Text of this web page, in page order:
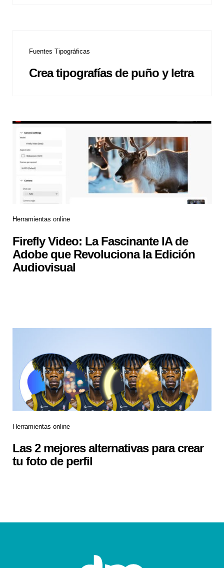
Fuentes Tipográficas
Crea tipografías de puño y letra
Herramientas online
Firefly Video: La Fascinante IA de
Adobe que Revoluciona la Edición
Audiovisual
Herramientas online
Las 2 mejores alternativas para crear
tu foto de perfil